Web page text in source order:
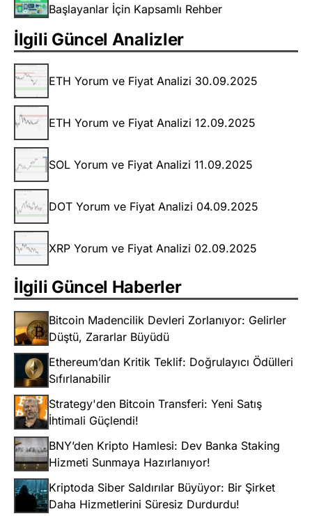
Başlayanlar İçin Kapsamlı Rehber
İlgili Güncel Analizler
ETH Yorum ve Fiyat Analizi 30.09.2025
ETH Yorum ve Fiyat Analizi 12.09.2025
SOL Yorum ve Fiyat Analizi 11.09.2025
DOT Yorum ve Fiyat Analizi 04.09.2025
XRP Yorum ve Fiyat Analizi 02.09.2025
İlgili Güncel Haberler
Bitcoin Madencilik Devleri Zorlanıyor: Gelirler
Düştü, Zararlar Büyüdü
Ethereum’dan Kritik Teklif: Doğrulayıcı Ödülleri
Sıfırlanabilir
Strategy'den Bitcoin Transferi: Yeni Satış
İhtimali Güçlendi!
BNY’den Kripto Hamlesi: Dev Banka Staking
Hizmeti Sunmaya Hazırlanıyor!
Kriptoda Siber Saldırılar Büyüyor: Bir Şirket
Daha Hizmetlerini Süresiz Durdurdu!